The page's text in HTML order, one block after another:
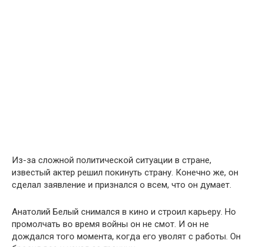
Из-за сложной политической ситуации в стране,
известый актер решил покинуть страну. Конечно же, он
сделал заявление и признался о всем, что он думает.
Анатолий Белый снимался в кино и строил карьеру. Но
промолчать во время войны он не смот. И он не
дождался того момента, когда его уволят с работы. Он